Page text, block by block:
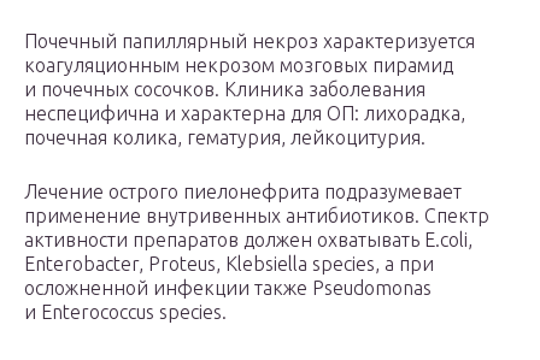
Почечный папиллярный некроз характеризуется
коагуляционным некрозом мозговых пирамид
и почечных сосочков. Клиника заболевания
неспецифична и характерна для ОП: лихорадка,
почечная колика, гематурия, лейкоцитурия.
Лечение острого пиелонефрита подразумевает
применение внутривенных антибиотиков. Спектр
активности препаратов должен охватывать E.coli,
Enterobacter, Proteus, Klebsiella species, а при
осложненной инфекции также Pseudomonas
и Enterococcus species.